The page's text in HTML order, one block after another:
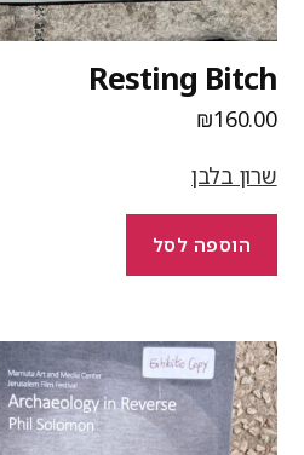
Resting
₪
בלבן
הוספה לסל